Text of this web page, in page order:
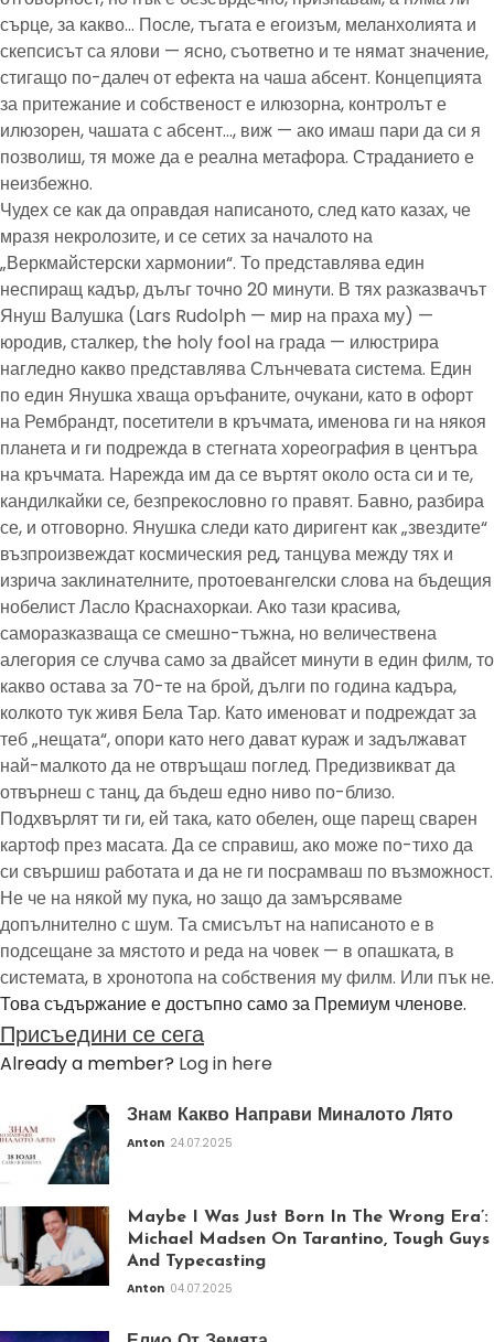
сърце, за какво… После, тъгата е егоизъм, меланхолията и
скепсисът са ялови — ясно, съответно и те нямат значение,
стигащо по-далеч от ефекта на чаша абсент. Концепцията
за притежание и собственост е илюзорна, контролът е
илюзорен, чашата с абсент…, виж — ако имаш пари да си я
позволиш, тя може да е реална метафора. Страданието е
неизбежно.
Чудех се как да оправдая написаното, след като казах, че
мразя некролозите, и се сетих за началото на
„Веркмайстерски хармонии“. То представлява един
неспиращ кадър, дълъг точно 20 минути. В тях разказвачът
Януш Валушка (Lars Rudolph — мир на праха му) —
юродив, сталкер, the holy fool на града — илюстрира
нагледно какво представлява Слънчевата система. Един
по един Янушка хваща оръфаните, очукани, като в офорт
на Рембрандт, посетители в кръчмата, именова ги на някоя
планета и ги подрежда в стегната хореография в центъра
на кръчмата. Нарежда им да се въртят около оста си и те,
кандилкайки се, безпрекословно го правят. Бавно, разбира
се, и отговорно. Янушка следи като диригент как „звездите“
възпроизвеждат космическия ред, танцува между тях и
изрича заклинателните, протоевангелски слова на бъдещия
нобелист Ласло Краснахоркаи. Ако тази красива,
саморазказваща се смешно-тъжна, но величествена
алегория се случва само за двайсет минути в един филм, то
какво остава за 70-те на брой, дълги по година кадъра,
колкото тук живя Бела Тар. Като именоват и подреждат за
теб „нещата“, опори като него дават кураж и задължават
най-малкото да не отвръщаш поглед. Предизвикват да
отвърнеш с танц, да бъдеш едно ниво по-близо.
Подхвърлят ти ги, ей така, като обелен, още парещ сварен
картоф през масата. Да се справиш, ако може по-тихо да
си свършиш работата и да не ги посрамваш по възможност.
Не че на някой му пука, но защо да замърсяваме
допълнително с шум. Та смисълът на написаното е в
подсещане за мястото и реда на човек — в опашката, в
системата, в хронотопа на собствения му филм. Или пък не.
Това съдържание е достъпно само за Премиум членове.
Присъедини се сега
Already a member? Log in here
Знам Какво Направи Миналото Лято
Anton 24.07.2025
Maybe I Was Just Born In The Wrong Era’:
Michael Madsen On Tarantino, Tough Guys
And Typecasting
Anton 04.07.2025